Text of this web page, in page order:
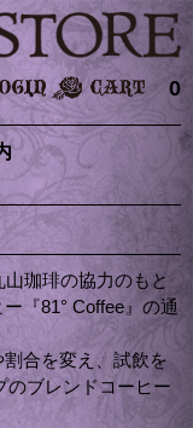
0
珈琲の協力のもと
『81° Coffee』の通
合を変え、試飲を
のブレンドコーヒー